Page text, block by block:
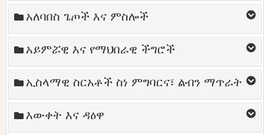
አለባበስ ጌጦች እና ምስሎች
አይምሯዊ እና የማህበራዊ ችግሮች
ኢስላማዊ ስርአቶች ስነ ምግባርና፣ ልብን ማጥራት
እውቀት እና ዳዕዋ